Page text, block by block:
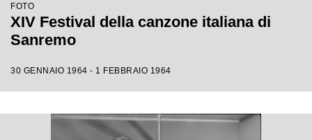
FOTO
XIV Festival della canzone italiana di
Sanremo
30 GENNAIO 1964 - 1 FEBBRAIO 1964